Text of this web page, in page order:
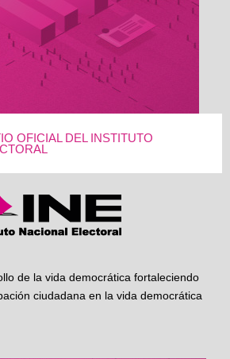
OFICIAL DEL INSTITUTO
de la vida democrática fortaleciendo
ciudadana en la vida democrática